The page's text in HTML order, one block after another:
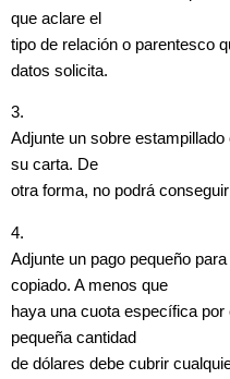
que aclare el
tipo de relación o parentesco
datos solicita.
3.
Adjunte un sobre
su carta. De
otra forma, no podrá
4.
Adjunte un pago pequeño
copiado. A menos que
haya una cuota específica
pequeña cantidad
de dólares debe cubrir